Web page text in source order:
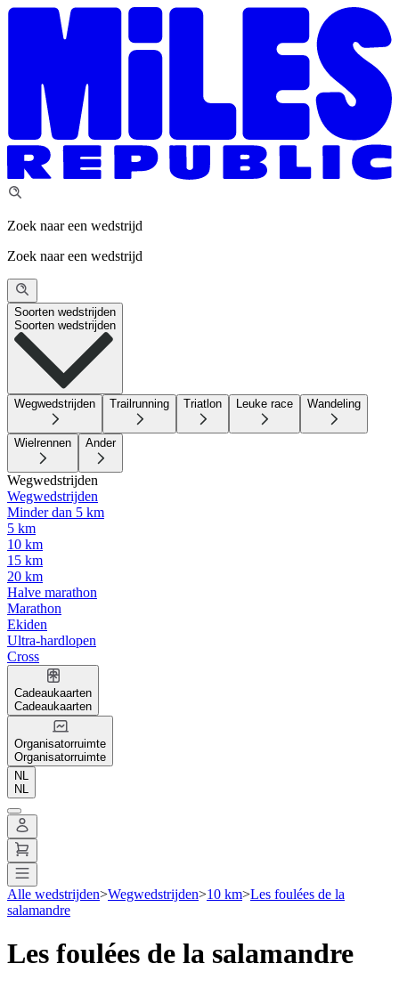
Zoek naar een wedstrijd
Zoek naar een wedstrijd
Soorten wedstrijden
Soorten wedstrijden
Wegwedstrijden Trailrunning Triatlon Leuke race Wandeling
Wielrennen Ander
Wegwedstrijden
Wegwedstrijden
Minder dan 5 km
5 km
10 km
15 km
20 km
Halve marathon
Marathon
Ekiden
Ultra-hardlopen
Cross
Cadeaukaarten
Cadeaukaarten
Organisatorruimte
Organisatorruimte
NL
NL
Alle wedstrijden>Wegwedstrijden>10 km>Les foulées de la
salamandre
Les foulées de la salamandre